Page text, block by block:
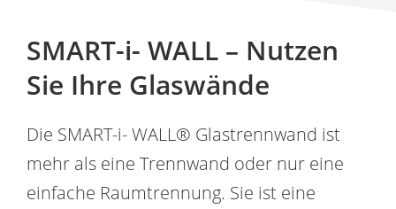
SMART-i- WALL – Nutzen
Sie Ihre Glaswände
Die SMART-i- WALL® Glastrennwand ist
mehr als eine Trennwand oder nur eine
einfache Raumtrennung. Sie ist eine